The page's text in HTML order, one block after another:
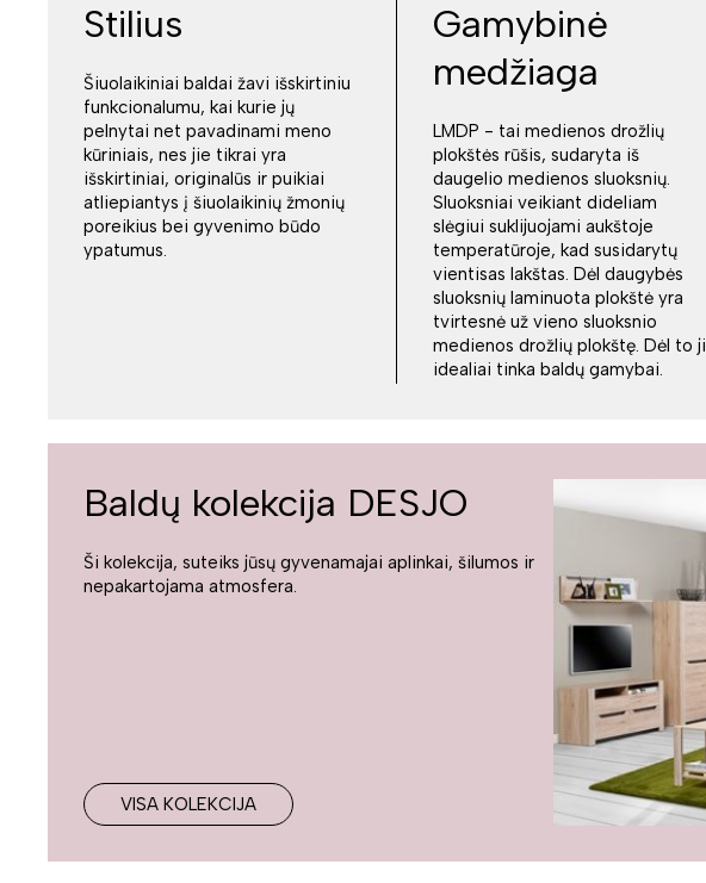
Stilius
Šiuolaikiniai baldai žavi išskirtiniu
funkcionalumu, kai kurie jų
pelnytai net pavadinami meno
kūriniais, nes jie tikrai yra
išskirtiniai, originalūs ir puikiai
atliepiantys į šiuolaikinių žmonių
poreikius bei gyvenimo būdo
ypatumus.
Gamybinė
medžiaga
LMDP - tai medienos drožlių
plokštės rūšis, sudaryta iš
daugelio medienos sluoksnių.
Sluoksniai veikiant dideliam
slėgiui suklijuojami aukštoje
temperatūroje, kad susidarytų
vientisas lakštas. Dėl daugybės
sluoksnių laminuota plokštė yra
tvirtesnė už vieno sluoksnio
medienos drožlių plokštę. Dėl to ji
idealiai tinka baldų gamybai.
Baldų kolekcija DESJO
Ši kolekcija, suteiks jūsų gyvenamajai aplinkai, šilumos ir
nepakartojama atmosfera.
VISA KOLEKCIJA